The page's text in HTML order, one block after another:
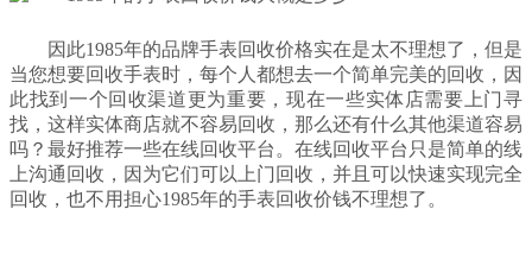
因此1985年的品牌手表回收价格实在是太不理想了，但是
当您想要回收手表时，每个人都想去一个简单完美的回收，因
此找到一个回收渠道更为重要，现在一些实体店需要上门寻
找，这样实体商店就不容易回收，那么还有什么其他渠道容易
吗？最好推荐一些在线回收平台。在线回收平台只是简单的线
上沟通回收，因为它们可以上门回收，并且可以快速实现完全
回收，也不用担心1985年的手表回收价钱不理想了。